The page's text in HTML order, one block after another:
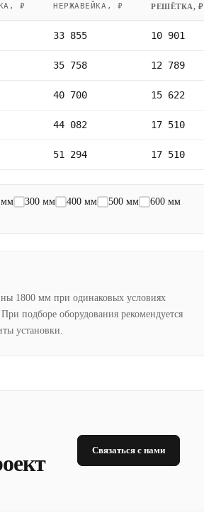
₽ НЕРЖАВЕЙКА, ₽ РЕШЁТКА, ₽
33 855 10 901
35 758 12 789
40 700 15 622
44 082 17 510
51 294 17 510
мм 300 мм 400 мм 500 мм 600 мм
1800 мм при одинаковых условиях
подборе оборудования рекомендуется
установки.
Связаться с нами